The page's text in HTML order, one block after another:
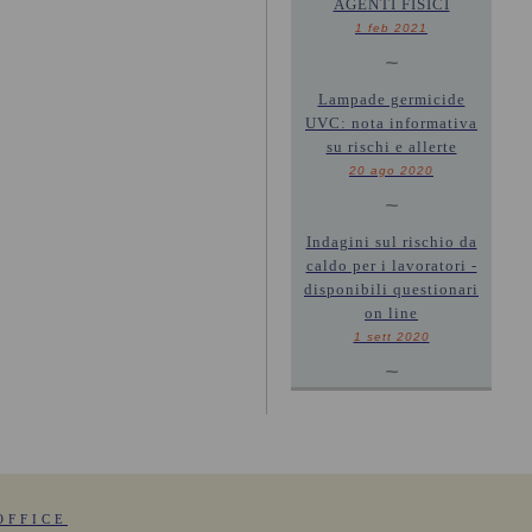
AGENTI FISICI
1 feb 2021
~
Lampade germicide
UVC: nota informativa
su rischi e allerte
20 ago 2020
~
Indagini sul rischio da
caldo per i lavoratori -
disponibili questionari
on line
1 sett 2020
~